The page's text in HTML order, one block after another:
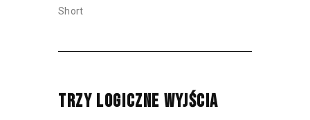
Short
TRZY LOGICZNE WYJŚCIA